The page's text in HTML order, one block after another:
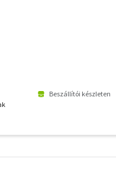
Beszállítói készleten